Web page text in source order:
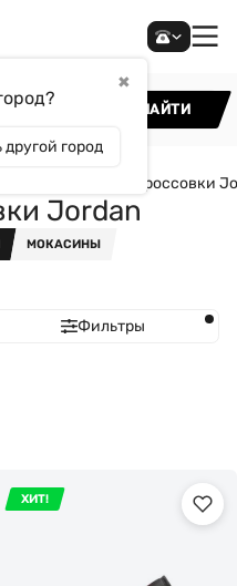
✖
другой город
НАЙТИ
Мужские кроссовки
Jordan
МОКАСИНЫ
Фильтры
ХИТ!